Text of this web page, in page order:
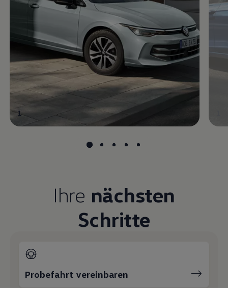
1
Ihre nächsten
Schritte
Probefahrt vereinbaren